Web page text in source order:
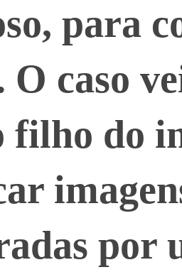
para
O caso
filho do
por